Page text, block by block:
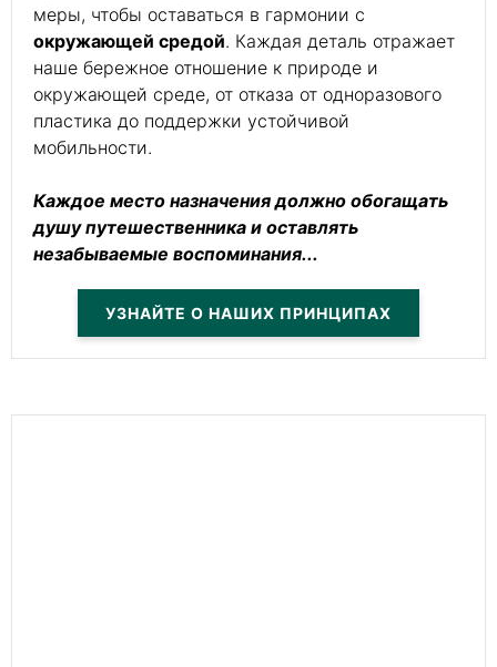
меры, чтобы оставаться в гармонии с
окружающей средой. Каждая деталь отражает
наше бережное отношение к природе и
окружающей среде, от отказа от одноразового
пластика до поддержки устойчивой
мобильности.
Каждое место назначения должно обогащать
душу путешественника и оставлять
незабываемые воспоминания...